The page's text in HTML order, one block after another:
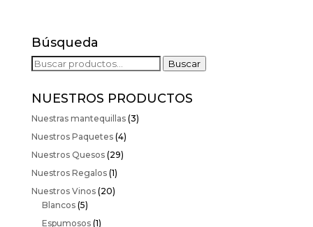
Búsqueda
Buscar
Buscar
NUESTROS PRODUCTOS
Nuestras mantequillas (3)
Nuestros Paquetes (4)
Nuestros Quesos (29)
Nuestros Regalos (1)
Nuestros Vinos (20)
Blancos (5)
Espumosos (1)